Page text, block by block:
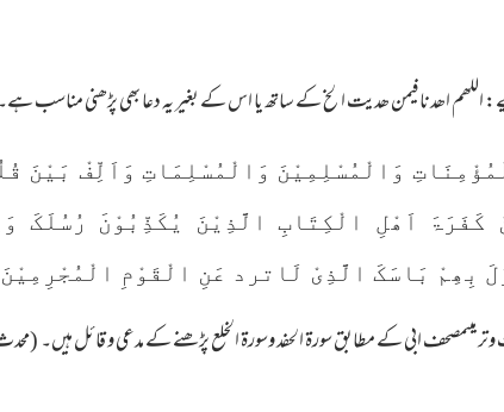
اللھم اھدنا فیمن ھدیت الخ کے ساتھ یا اس کے بغیر یہ دعا بھی پڑھنی مناسب ہے۔
وَالْمُسْلِمِیْنَ وَالْمُسْلِمَاتِ وَاَلِّفْ بَیْنَ
کَفَرَۃَ اَھْلِ الْکِتَابِ الَّذِیْنَ یُکَذِّبُوْنَ رُسُلَکَ
بِھِمْ بَاسَکَ الَّذِیْ لَاترد عَنِ الْقَوْمِ
میںمصحف ابی کے مطابق سورۃ الحفد وسورۃ الخلع پڑھنے کے مدعی و قائل ہیں۔ (محدث دہلی